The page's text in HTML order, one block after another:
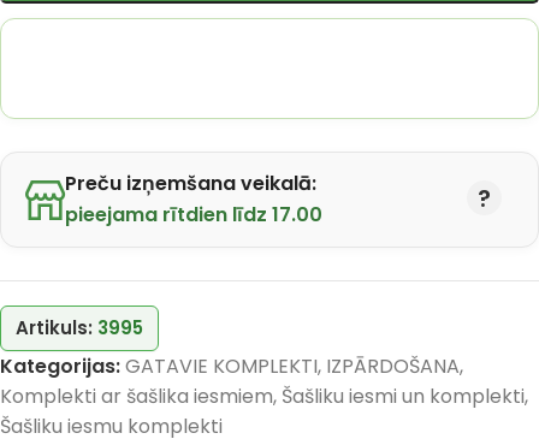
Preču izņemšana veikalā:
pieejama rītdien līdz 17.00
Artikuls: 3995
Kategorijas:GATAVIE KOMPLEKTI, IZPĀRDOŠANA,
Komplekti ar šašlika iesmiem, Šašliku iesmi un komplekti,
Šašliku iesmu komplekti